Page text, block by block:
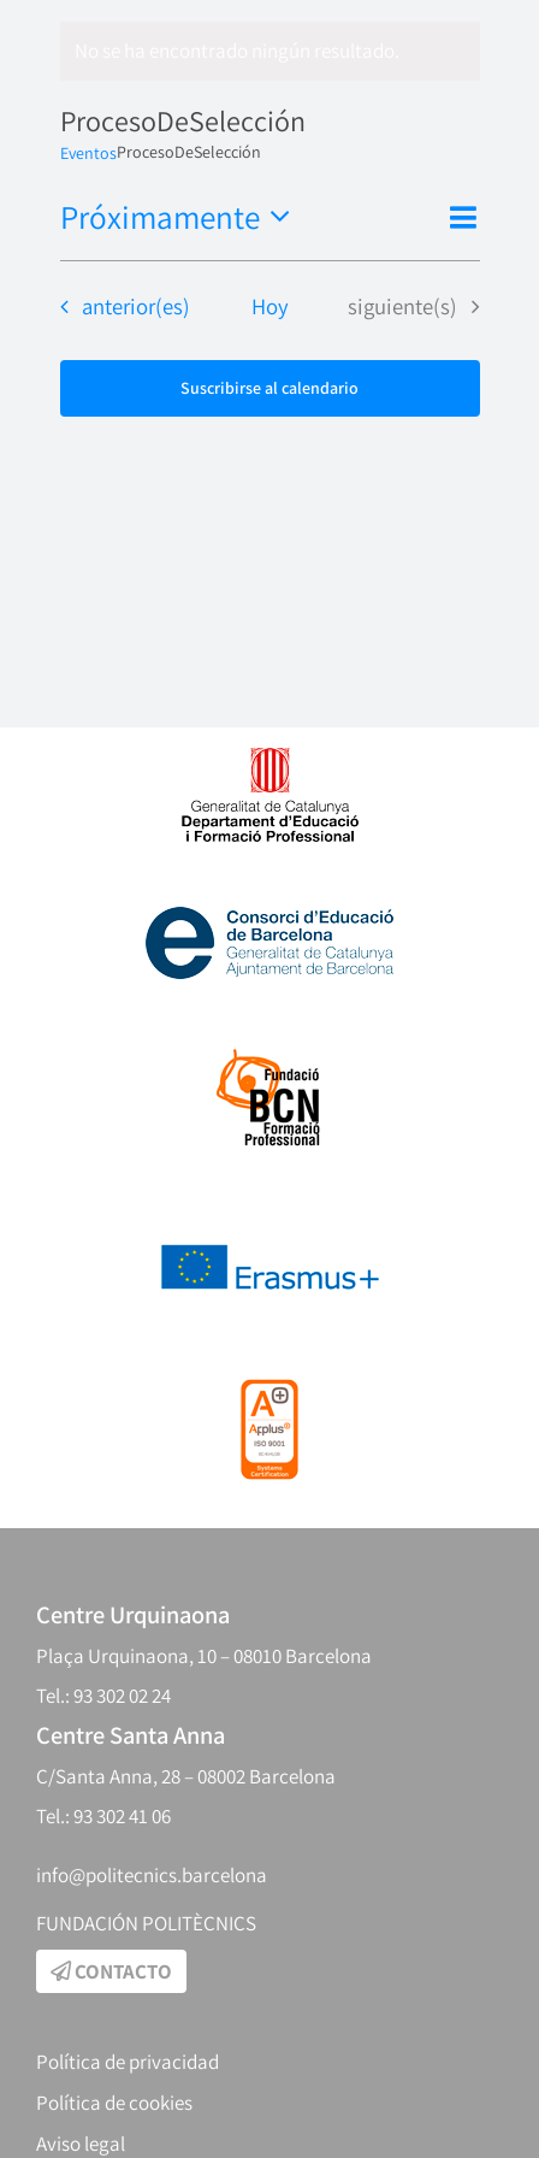
ProcesoDeSelección
EventosProcesoDeSelección
vistas
de
vistas
Lista
Próximamente
Seleccionar
fecha.
Eventos
anterior(es) Hoy Eventos
siguiente(s)
Suscribirse al calendario
Centre Urquinaona
Plaça Urquinaona, 10 – 08010 Barcelona
Tel.: 93 302 02 24
Centre Santa Anna
C/Santa Anna, 28 – 08002 Barcelona
Tel.: 93 302 41 06
info@politecnics.barcelona
FUNDACIÓN POLITÈCNICS
CONTACTO
Política de privacidad
Política de cookies
Aviso legal